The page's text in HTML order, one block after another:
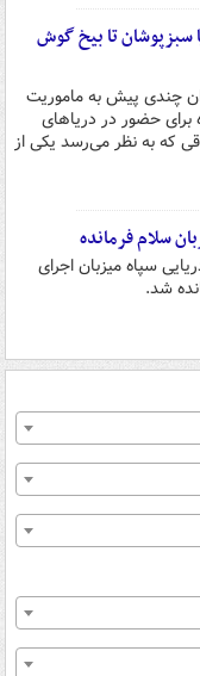
سبزپوشان تا بیخ گوش
چندی پیش به ماموریت
برای حضور در دریاهای
که به نظر می‌رسد یکی از
سلام فرمانده
سپاه میزبان اجرای
شد.